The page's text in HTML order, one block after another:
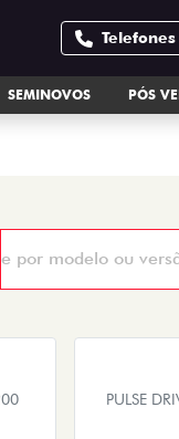
Telefones
SEMINOVOS PÓS
PULSE